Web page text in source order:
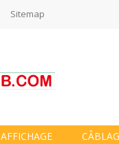
Sitemap
AFFICHAGE